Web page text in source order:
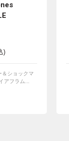
)
＆ショックマ
アフラム...